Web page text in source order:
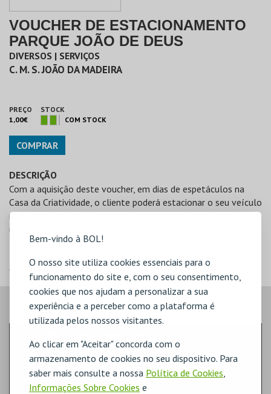
Bem-vindo à BOL!
O nosso site utiliza cookies essenciais para o
funcionamento do site e, com o seu consentimento,
cookies que nos ajudam a personalizar a sua
experiência e a perceber como a plataforma é
utilizada pelos nossos visitantes.
Ao clicar em "Aceitar" concorda com o
armazenamento de cookies no seu dispositivo. Para
saber mais consulte a nossa Política de Cookies
Informações Sobre Cookies e
VOUCHER DE ESTACIONAMENTO
PARQUE JOÃO DE DEUS
DIVERSOS | SERVIÇOS
C. M. S. JOÃO DA MADEIRA
PREÇO
1,00€
STOCK
COM STOCK
COMPRAR
DESCRIÇÃO
Com a aquisição deste voucher, em dias de espetáculos na
Casa da Criatividade, o cliente poderá estacionar o seu veículo
no parque João de Deus por um periodo de 4 horas a um custo
reduzido.
do voucher físico na bilheteira da Casa da Criatividade.
VEJA AINDA:
BOPPIN'
MÚSICA & FESTIVAIS | JAZZ
CASA DA CRIATIVIDADE
SALA PRINCIPAL